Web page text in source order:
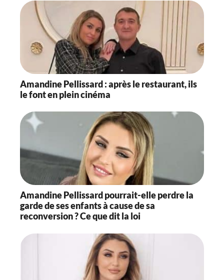
Amandine Pellissard : après le restaurant, ils
le font en plein cinéma
Amandine Pellissard pourrait-elle perdre la
garde de ses enfants à cause de sa
reconversion ? Ce que dit la loi